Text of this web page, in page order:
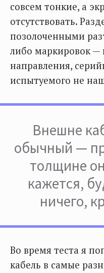
совсем тонкие, а
отсутствовать.
позолоченными
либо маркировок —
направления,
испытуемого не
Внешне
обычный —
толщине
кажется,
ничего,
Во время теста я
кабель в самые